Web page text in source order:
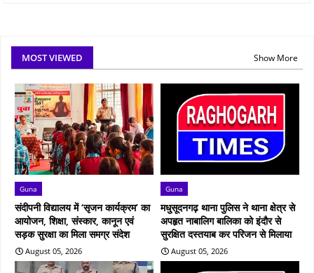
MOST VIEWED Show More
Guna
संदीपनी विद्यालय में ‘सृजन कार्यक्रम’ का
आयोजन, शिक्षा, संस्कार, कानून एवं
सड़क सुरक्षा का मिला समग्र संदेश
August 05, 2026
Guna
मधुसूदनगढ़ थाना पुलिस ने थाना क्षेत्र से
अपहृत नाबालिग बालिका को इंदौर से
सुरक्षित दस्तयाब कर परिजन से मिलाया
August 05, 2026